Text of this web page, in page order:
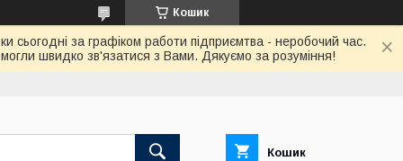
Кошик
сьогодні за графіком работи підприємтва - неробочий час.
швидко зв'язатися з Вами. Дякуємо за розуміння!
Кошик